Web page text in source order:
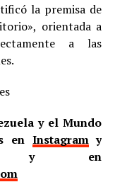
la premisa de
orientada a
a las
y el Mundo
en Instagramy
en